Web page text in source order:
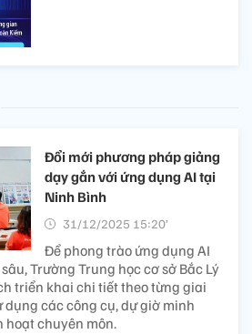
Đổi mới phương pháp giảng
dạy gắn với ứng dụng AI tại
Ninh Bình
31/12/2025 15:20’
Để phong trào ứng dụng AI
Trường Trung học cơ sở Bắc Lý
triển khai chi tiết theo từng giai
dụng các công cụ, dự giờ minh
hoạt chuyên môn.